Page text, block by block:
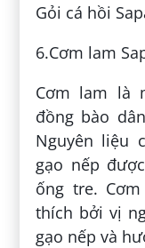
Gỏi cá hồi
6.Cơm lam
Cơm lam là
đồng bào
Nguyên liệu
gạo nếp
ống tre.
thích bởi vị
gạo nếp và